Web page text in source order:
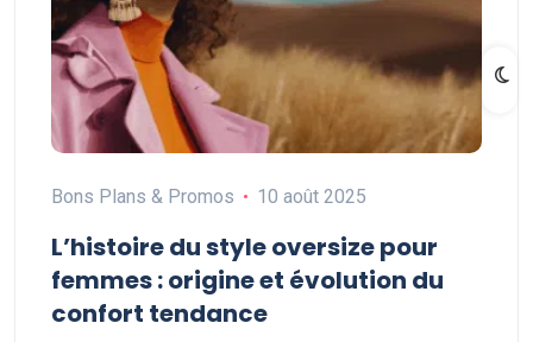
Bons Plans & Promos 10 août 2025
L’histoire du style oversize pour
femmes : origine et évolution du
confort tendance